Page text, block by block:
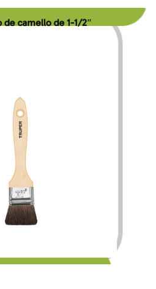
de camello de 1-1/2″